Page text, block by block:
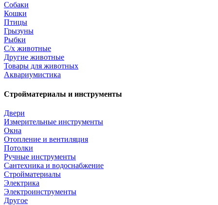
Собаки
Кошки
Птицы
Грызуны
Рыбки
С/х животные
Другие животные
Товары для животных
Аквариумистика
Стройматериалы и инструменты
Двери
Измерительные инструменты
Окна
Отопление и вентиляция
Потолки
Ручные инструменты
Сантехника и водоснабжение
Стройматериалы
Электрика
Электроинструменты
Другое